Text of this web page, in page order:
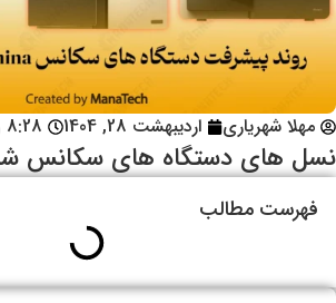
مهلا شهریاری اردیبهشت 28, 1404 8:28 ق.ظ
نسل های دستگاه های سکانس
فهرست مطالب